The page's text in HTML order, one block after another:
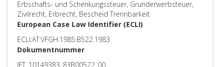
Erbschafts- und Schenkungssteuer, Grunderwerbsteuer,
Zivilrecht, Erbrecht, Bescheid Trennbarkeit
European Case Law Identifier (ECLI)
ECLI:AT:VFGH:1985:B522.1983
Dokumentnummer
JFT_10149383_83B00522_00